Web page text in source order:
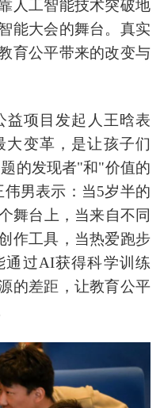
人工智能技术突破地
能大会的舞台。真实
育公平带来的改变与
项目发起人王晗表
变革，是让孩子们
的发现者"和"价值的
男表示：当5岁半的
舞台上，当来自不同
作工具，当热爱跑步
通过AI获得科学训练
的差距，让教育公平